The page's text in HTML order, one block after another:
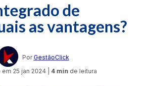
de
as vantagens?
Por GestãoClick
em 25 jan 2024 4 min de leitura